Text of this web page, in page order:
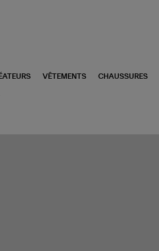
VÊTEMENTS CHAUSSURES